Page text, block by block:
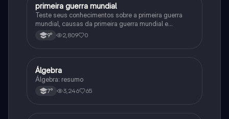
História
primeira guerra mundial
Teste seus conhecimentos sobre a primeira guerra
mundial, causas da primeira guerra mundial e
consequências da Primeira Guerra Mundial, fases da
primeira guerra mundial
9° 2,809 0
Matematica
Álgebra
Álgebra: resumo
7° 3,246 65